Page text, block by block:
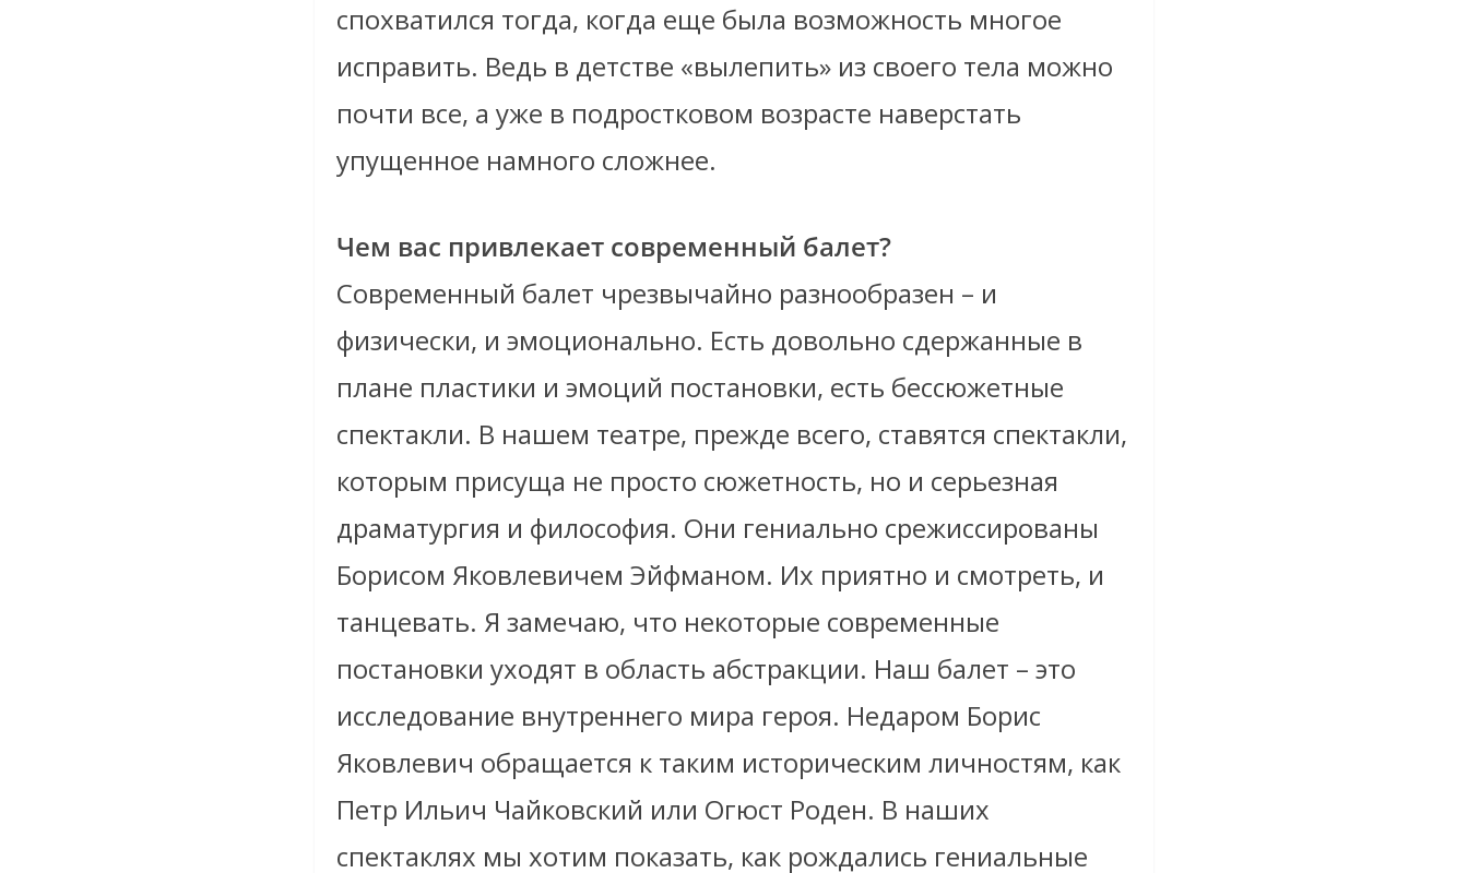
спохватился тогда, когда еще была возможность многое
исправить. Ведь в детстве «вылепить» из своего тела можно
почти все, а уже в подростковом возрасте наверстать
упущенное намного сложнее.
Чем вас привлекает современный балет?
Современный балет чрезвычайно разнообразен – и
физически, и эмоционально. Есть довольно сдержанные в
плане пластики и эмоций постановки, есть бессюжетные
спектакли. В нашем театре, прежде всего, ставятся спектакли,
которым присуща не просто сюжетность, но и серьезная
драматургия и философия. Они гениально срежиссированы
Борисом Яковлевичем Эйфманом. Их приятно и смотреть, и
танцевать. Я замечаю, что некоторые современные
постановки уходят в область абстракции. Наш балет – это
исследование внутреннего мира героя. Недаром Борис
Яковлевич обращается к таким историческим личностям, как
Петр Ильич Чайковский или Огюст Роден. В наших
спектаклях мы хотим показать, как рождались гениальные